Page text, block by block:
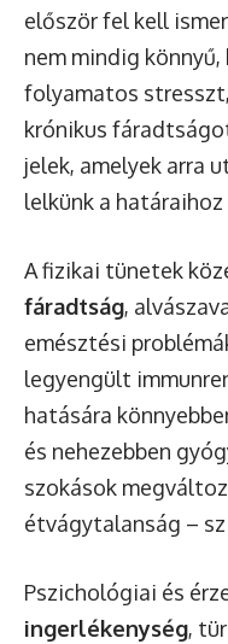
először fel kell
nem mindig
folyamatos
krónikus
jelek, amelyek arra
lelkünk a
A fizikai tünetek
fáradtság,
emésztési
legyengült
hatására
és nehezebben
szokások
étvágytalanság –
Pszichológiai és
ingerlékenység,